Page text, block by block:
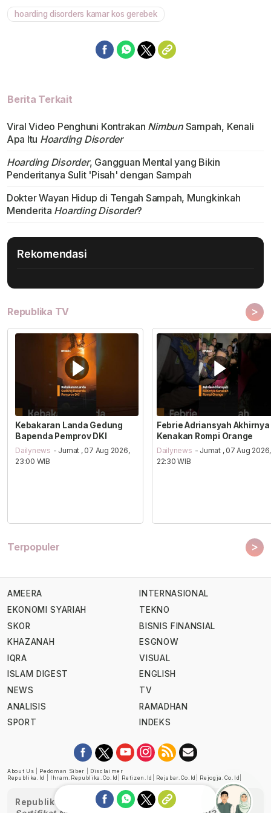
hoarding disorders kamar kos gerebek
Berita Terkait
Viral Video Penghuni Kontrakan NimbunSampah, Kenali
Apa Itu Hoarding Disorder
Hoarding Disorder, Gangguan Mental yang Bikin
Penderitanya Sulit 'Pisah' dengan Sampah
Dokter Wayan Hidup di Tengah Sampah, Mungkinkah
Menderita Hoarding Disorder?
Rekomendasi
Republika TV >
Kebakaran Landa Gedung
Bapenda Pemprov DKI
Dailynews - Jumat , 07 Aug 2026,
23:00 WIB
Febrie Adriansyah Akhirnya
Kenakan Rompi Orange
Dailynews - Jumat , 07 Aug 2026,
22:30 WIB
Terpopuler >
AMEERA
EKONOMI SYARIAH
SKOR
KHAZANAH
IQRA
ISLAM DIGEST
NEWS
ANALISIS
SPORT
INTERNASIONAL
TEKNO
BISNIS FINANSIAL
ESGNOW
VISUAL
ENGLISH
TV
RAMADHAN
INDEKS
About Us Pedoman Siber
Disclaimer
Republika.id
Ihram.republika.co.id Retizen.id Rejabar.co.id Rejogja.co.id
Republika telah diverifikasi oleh Dewan Pers